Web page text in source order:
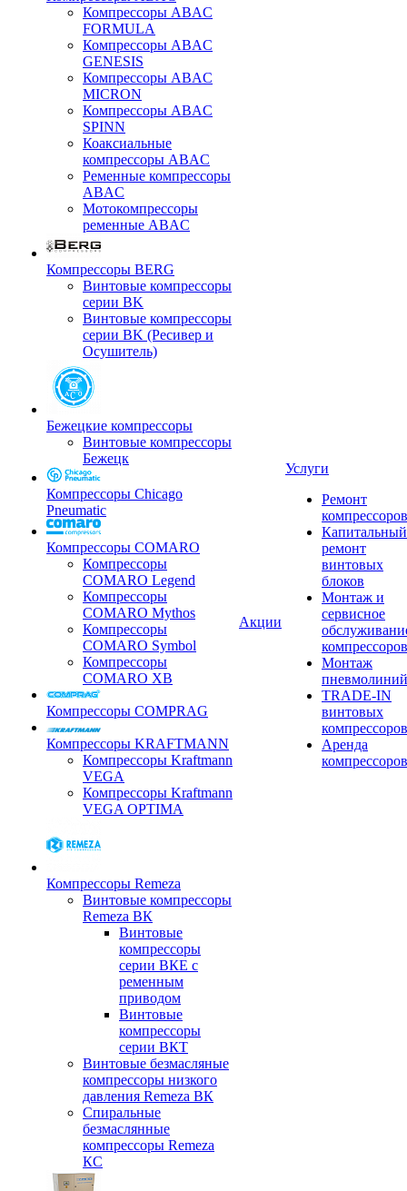
Компрессоры ABAC
FORMULA
Компрессоры ABAC
GENESIS
Компрессоры ABAC
MICRON
Компрессоры ABAC
SPINN
Коаксиальные
компрессоры ABAC
Ременные компрессоры
ABAC
Мотокомпрессоры
ременные ABAC
Компрессоры BERG
Винтовые компрессоры
серии BK
Винтовые компрессоры
серии BK (Ресивер и
Осушитель)
Бежецкие компрессоры
Винтовые компрессоры
Бежецк
Компрессоры Chicago
Pneumatic
Компрессоры COMARO
Компрессоры
COMARO Legend
Компрессоры
COMARO Mythos
Компрессоры
COMARO Symbol
Компрессоры
COMARO XB
Компрессоры COMPRAG
Компрессоры KRAFTMANN
Компрессоры Kraftmann
VEGA
Компрессоры Kraftmann
VEGA OPTIMA
Компрессоры Remeza
Винтовые компрессоры
Remeza ВК
Винтовые
компрессоры
серии ВКЕ с
ременным
приводом
Винтовые
компрессоры
серии ВКТ
Винтовые безмасляные
компрессоры низкого
давления Remeza ВК
Спиральные
безмаслянные
компрессоры Remeza
КС
Акции
Услуги
Ремонт
компрессоров
Капитальный
ремонт
винтовых
блоков
Монтаж и
сервисное
компрессоров
Монтаж
пневмолиний
TRADE-IN
винтовых
компрессоров
Аренда
компрессоров